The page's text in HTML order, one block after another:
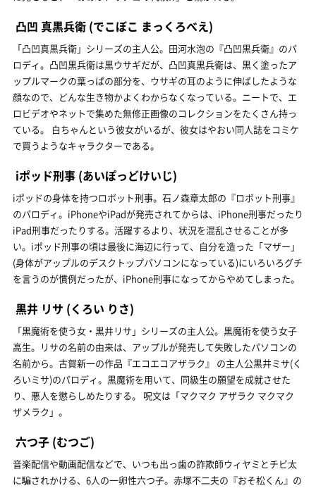
凸凹 真黒兵衛 (でこぼこ まっくろべえ)
「凸凹真黒兵衛」シリーズの主人公。田河水泡の『凸凹黒兵衛』のパ
ロディ。凸凹黒兵衛は黒ウサギだが、凸凹真黒兵衛は、黒く塗ったア
ップルマークの葉っぱの部分を、ウサギの耳のように伸ばしたような
顔なので、どんな生き物かよくわからなくなっている。ニートで、エ
ロビデオやネットで集めた無修正画像のコレクションをたくさん持っ
ている。 白ちゃんという彼女がいるが、彼女はやおい同人誌をコミケ
で買うようなキャラクターである。
iポッド刑事 (あいぽっどけいじ)
iポッドの身体を持つロボット刑事。石ノ森章太郎の『ロボット刑事』
のパロディ。iPhoneやiPadが発売されてからは、iPhone刑事だったり
iPad刑事だったりする。活躍するより、状況を混乱させることが多
い。iポッド刑事の頃は最後に海辺に行って、自分を造った「マザー」
(身体がアップルのデスクトップパソコンになっている)にいろいろグチ
を言うのが慣例だったが、iPhone刑事になってからやめてしまった。
黒井 リサ (くろい りさ)
「黒魔術を使う女・黒井リサ」シリーズの主人公。黒魔術を使う女子
高生。リサの名前の由来は、アップルが発売して失敗したパソコンの
名前から。古賀新一の作品『エコエコアザラク』 の主人公黒井ミサ(く
ろいミサ)のパロディ。黒魔術を用いて、同級生の願望を成就させた
り、悪人を懲らしめたりする。 呪文は「マクマク アザラク マクマク
ザメラク」。
六つ子 (むつご)
音楽配信や動画配信などで、いつも出っ歯の詐欺師ウィヤミとチビ太
に騙されかける、6人の一卵性六つ子。赤塚不二夫の『おそ松くん』の